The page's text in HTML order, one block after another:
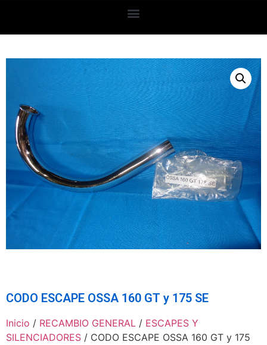
CODO ESCAPE OSSA 160 GT y 175 SE
Inicio / RECAMBIO GENERAL / ESCAPES Y
SILENCIADORES / CODO ESCAPE OSSA 160 GT y 175